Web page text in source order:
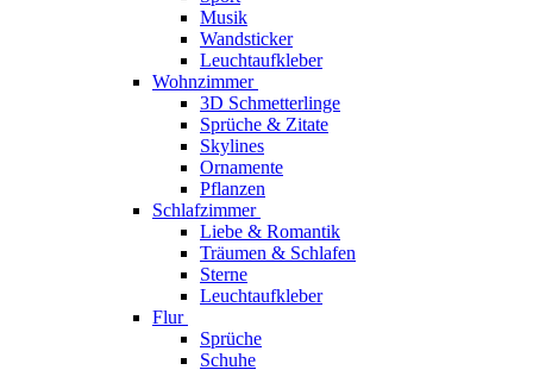
Musik
Wandsticker
Leuchtaufkleber
Wohnzimmer
3D Schmetterlinge
Sprüche & Zitate
Skylines
Ornamente
Pflanzen
Schlafzimmer
Liebe & Romantik
Träumen & Schlafen
Sterne
Leuchtaufkleber
Flur
Sprüche
Schuhe